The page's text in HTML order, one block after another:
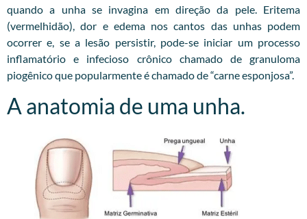
quando a unha se invagina em direção da pele. Eritema
(vermelhidão), dor e edema nos cantos das unhas podem
ocorrer e, se a lesão persistir, pode-se iniciar um processo
inflamatório e infecioso crônico chamado de granuloma
piogênico que popularmente é chamado de “carne esponjosa”.
A anatomia de uma unha.